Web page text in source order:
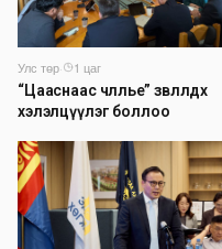
Улс төр·
1 цаг
“Цааснаас чөлөөлье” зөвлөлдөх
хэлэлцүүлэг боллоо